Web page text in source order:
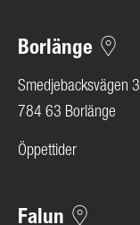
Borlänge
Smedjebacksvägen 3
784 63 Borlänge
Öppettider
Falun